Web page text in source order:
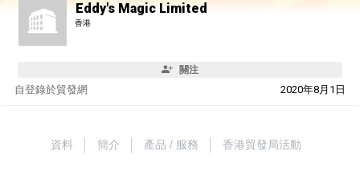
Eddy's Magic Limited
香港
關注
自 2020年8月1日
登錄於貿發網
資料 簡介 產品 / 服務 香港貿發局活動